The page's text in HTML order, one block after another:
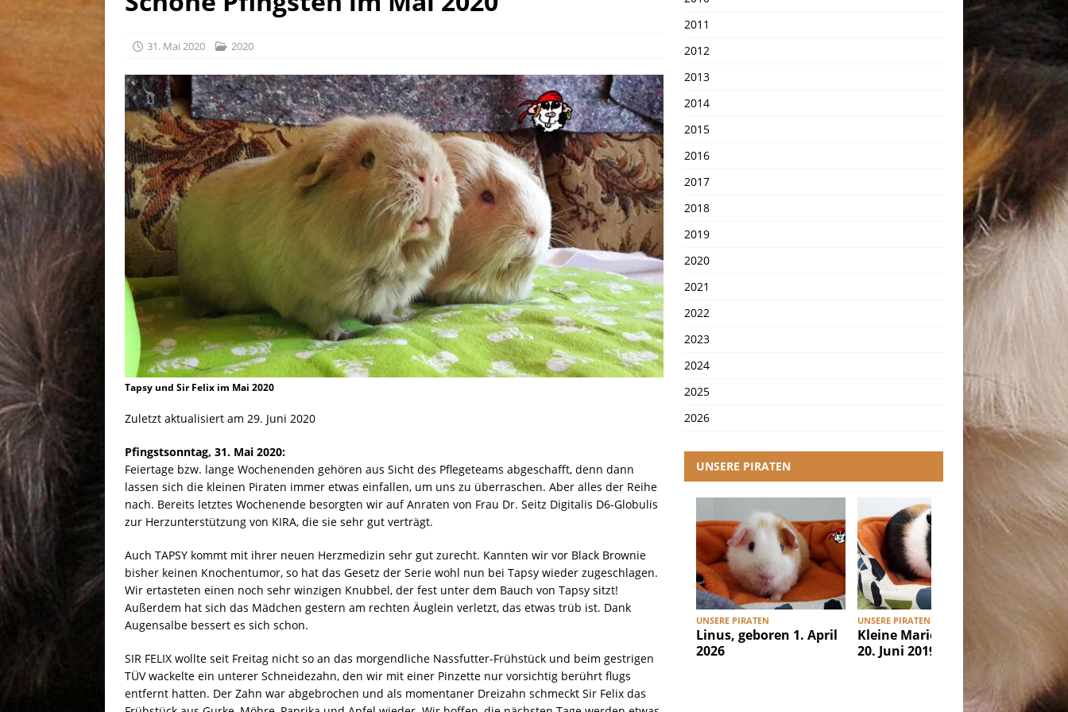
[ 30. Juli 2026 ]
31. Mai 2020 2020
Tapsy und Sir Felix im Mai 2020
Zuletzt aktualisiert am 29. Juni 2020
Pfingstsonntag, 31. Mai 2020:
Feiertage bzw. lange Wochenenden gehören aus Sicht des Pflegeteams abgeschafft, denn dann
lassen sich die kleinen Piraten immer etwas einfallen, um uns zu überraschen. Aber alles der Reihe
nach. Bereits letztes Wochenende besorgten wir auf Anraten von Frau Dr. Seitz Digitalis D6-Globulis
zur Herzunterstützung von KIRA, die sie sehr gut verträgt.
Auch TAPSY kommt mit ihrer neuen Herzmedizin sehr gut zurecht. Kannten wir vor Black Brownie
bisher keinen Knochentumor, so hat das Gesetz der Serie wohl nun bei Tapsy wieder zugeschlagen.
Wir ertasteten einen noch sehr winzigen Knubbel, der fest unter dem Bauch von Tapsy sitzt!
Außerdem hat sich das Mädchen gestern am rechten Äuglein verletzt, das etwas trüb ist. Dank
Augensalbe bessert es sich schon.
SIR FELIX wollte seit Freitag nicht so an das morgendliche Nassfutter-Frühstück und beim gestrigen
TÜV wackelte ein unterer Schneidezahn, den wir mit einer Pinzette nur vorsichtig berührt flugs
entfernt hatten. Der Zahn war abgebrochen und als momentaner Dreizahn schmeckt Sir Felix das
2011
2012
2013
2014
2015
2016
2017
2018
2019
2020
2021
2022
2023
2024
2025
2026
UNSERE PIRATEN
UNSERE PIRATEN
Linus, geboren 1. April
2026
UNSERE PIRATEN
Kleine Marie, geboren
20. Juni 2019
Ibiza,